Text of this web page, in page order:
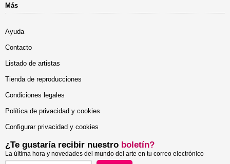
Más
Ayuda
Contacto
Listado de artistas
Tienda de reproducciones
Condiciones legales
Política de privacidad y cookies
Configurar privacidad y cookies
¿Te gustaría recibir nuestro boletín?
La última hora y novedades del mundo del arte en tu correo electrónico